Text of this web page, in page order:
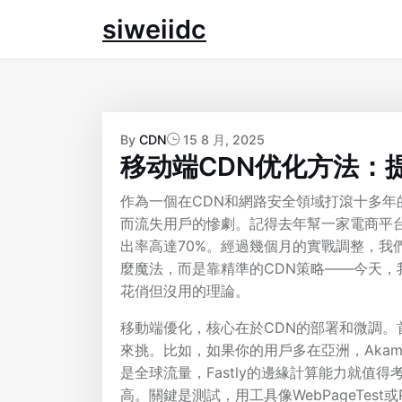
siweiidc
By CDN 15 8 月, 2025
移动端CDN优化方法：
作為一個在CDN和網路安全領域打滾十多
而流失用戶的慘劇。記得去年幫一家電商
出率高達70%。經過幾個月的實戰調整，
麼魔法，而是靠精準的CDN策略——今天，
花俏但沒用的理論。
移動端優化，核心在於CDN的部署和微調
來挑。比如，如果你的用戶多在亞洲，
是全球流量，Fastly的邊緣計算能力就值得
高。關鍵是測試，用工具像WebPageTest